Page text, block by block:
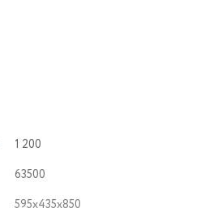
1 200
63500
595x435x850